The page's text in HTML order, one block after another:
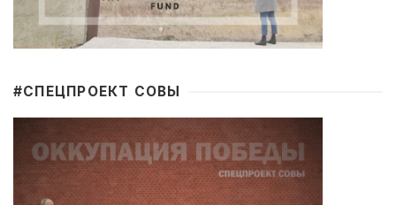
#CПЕЦПРОЕКТ СОВЫ